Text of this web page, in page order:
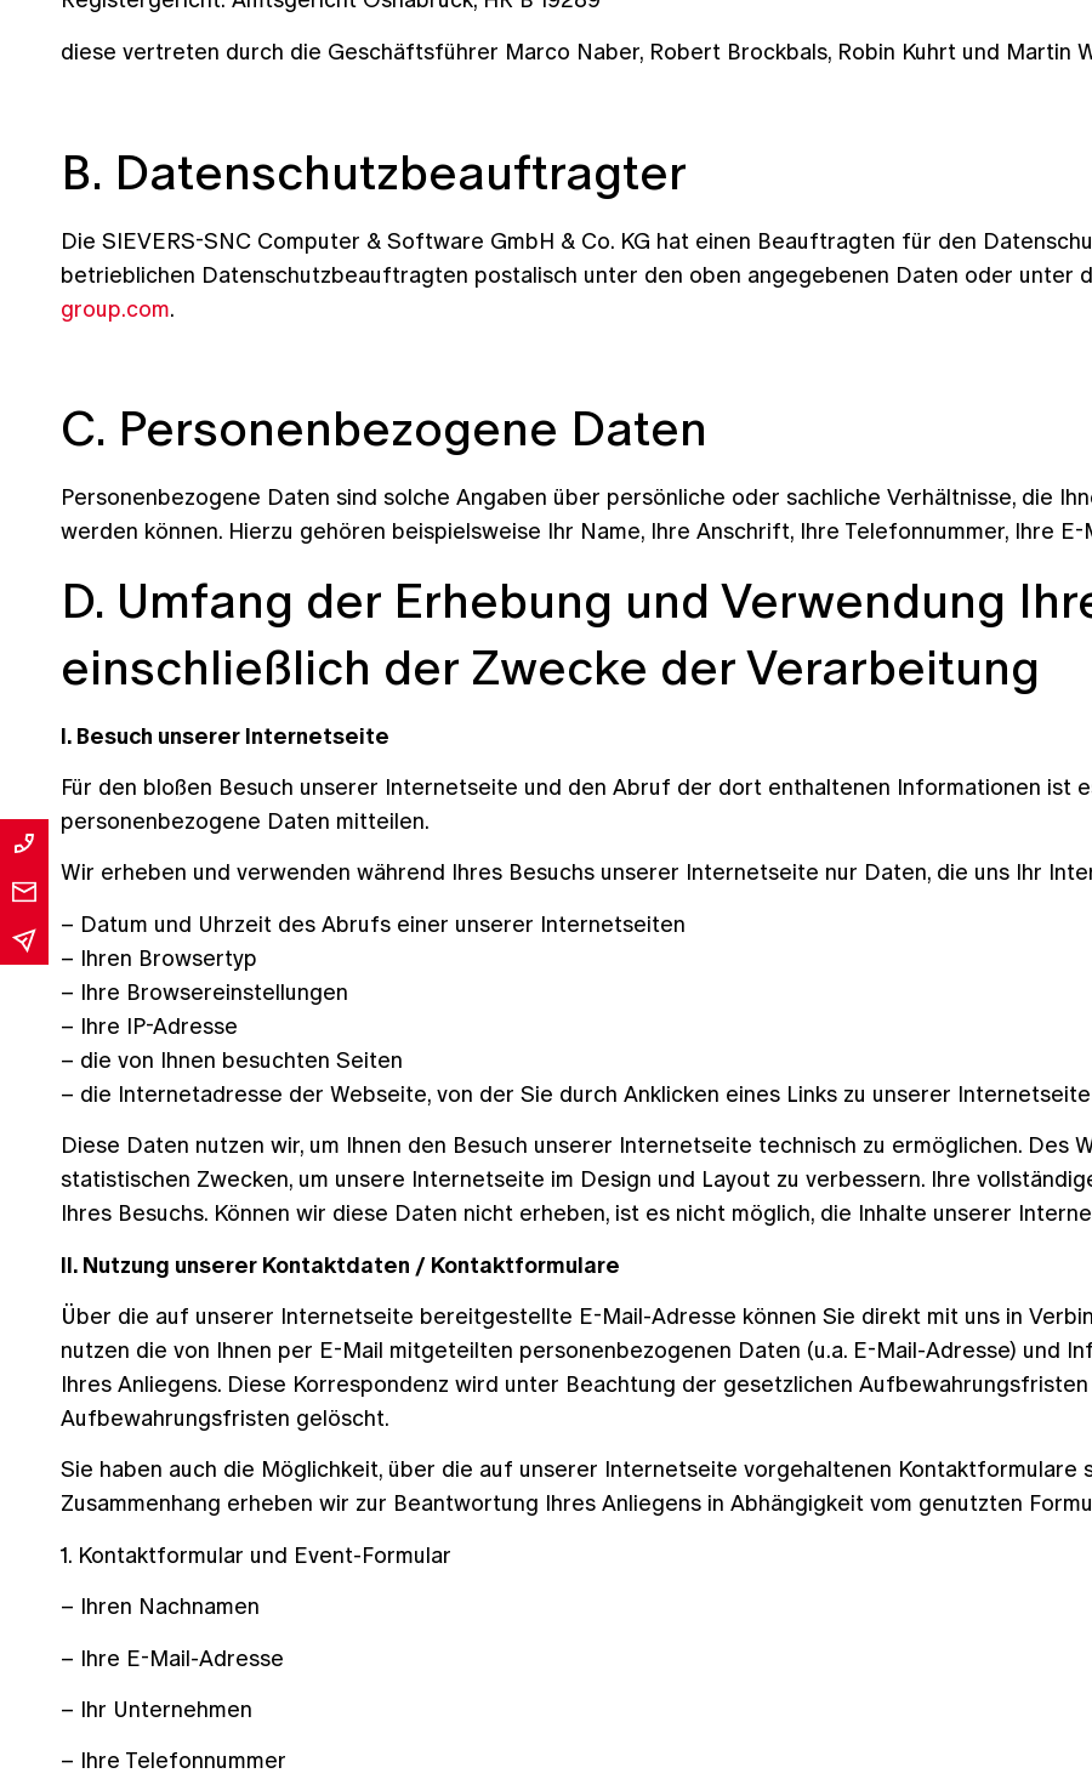
diese vertreten durch die Geschäftsführer Marco Naber, Robert Brockbals, Robin Kuhrt und Martin
B. Datenschutzbeauftragter
Die SIEVERS-SNC Computer & Software GmbH & Co. KG hat einen Beauftragten für den
betrieblichen Datenschutzbeauftragten postalisch unter den oben angegebenen Daten oder unter
group.com.
C. Personenbezogene Daten
Personenbezogene Daten sind solche Angaben über persönliche oder sachliche Verhältnisse, die
werden können. Hierzu gehören beispielsweise Ihr Name, Ihre Anschrift, Ihre Telefonnummer, Ihre
D. Umfang der Erhebung und Verwendung
einschließlich der Zwecke der Verarbeitung
I. Besuch unserer Internetseite
Für den bloßen Besuch unserer Internetseite und den Abruf der dort enthaltenen Informationen ist
personenbezogene Daten mitteilen.
Wir erheben und verwenden während Ihres Besuchs unserer Internetseite nur Daten, die uns Ihr
– Datum und Uhrzeit des Abrufs einer unserer Internetseiten
– Ihren Browsertyp
– Ihre Browsereinstellungen
– Ihre IP-Adresse
– die von Ihnen besuchten Seiten
– die Internetadresse der Webseite, von der Sie durch Anklicken eines Links zu unserer
Diese Daten nutzen wir, um Ihnen den Besuch unserer Internetseite technisch zu ermöglichen. Des
statistischen Zwecken, um unsere Internetseite im Design und Layout zu verbessern. Ihre
Ihres Besuchs. Können wir diese Daten nicht erheben, ist es nicht möglich, die Inhalte unserer
II. Nutzung unserer Kontaktdaten / Kontaktformulare
Über die auf unserer Internetseite bereitgestellte E-Mail-Adresse können Sie direkt mit uns in
nutzen die von Ihnen per E-Mail mitgeteilten personenbezogenen Daten (u.a. E-Mail-Adresse) und
Ihres Anliegens. Diese Korrespondenz wird unter Beachtung der gesetzlichen
Aufbewahrungsfristen gelöscht.
Sie haben auch die Möglichkeit, über die auf unserer Internetseite vorgehaltenen Kontaktformulare
Zusammenhang erheben wir zur Beantwortung Ihres Anliegens in Abhängigkeit vom genutzten
1. Kontaktformular und Event-Formular
– Ihren Nachnamen
– Ihre E-Mail-Adresse
– Ihr Unternehmen
– Ihre Telefonnummer